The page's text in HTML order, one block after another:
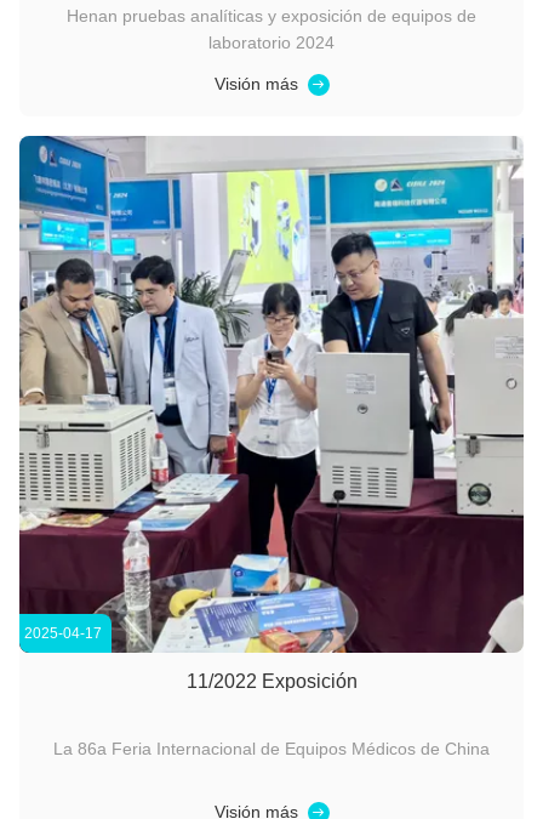
Henan pruebas analíticas y exposición de equipos de
laboratorio 2024
Visión más
2025-04-17
11/2022 Exposición
La 86a Feria Internacional de Equipos Médicos de China
Visión más